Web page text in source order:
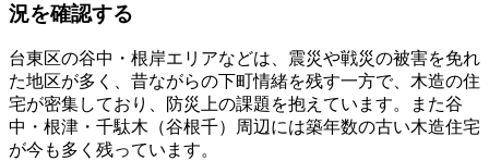
況を確認する
台東区の谷中・根岸エリアなどは、震災や戦災の被害を免れ
た地区が多く、昔ながらの下町情緒を残す一方で、木造の住
宅が密集しており、防災上の課題を抱えています。また谷
中・根津・千駄木（谷根千）周辺には築年数の古い木造住宅
が今も多く残っています。